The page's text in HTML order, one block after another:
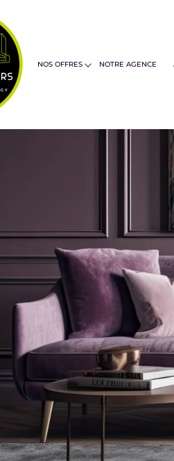
NOS OFFRES NOTRE AGENCE
de l'immo pro
à
de